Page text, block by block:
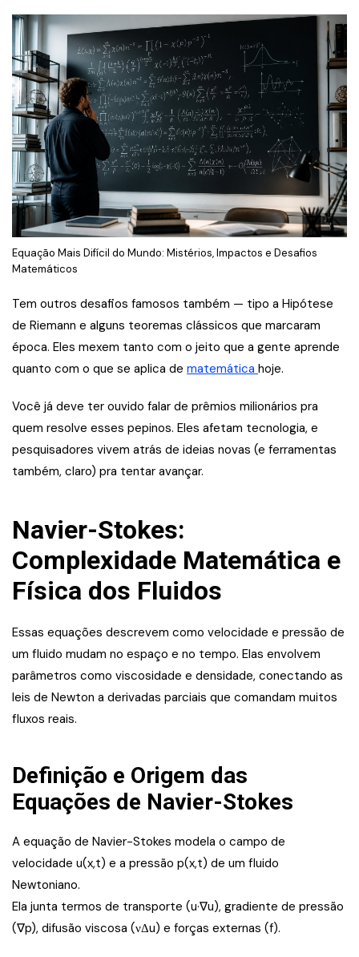
Equação Mais Difícil do Mundo: Mistérios, Impactos e Desafios
Matemáticos
Tem outros desafios famosos também — tipo a Hipótese
de Riemann e alguns teoremas clássicos que marcaram
época. Eles mexem tanto com o jeito que a gente aprende
quanto com o que se aplica de matemática hoje.
Você já deve ter ouvido falar de prêmios milionários pra
quem resolve esses pepinos. Eles afetam tecnologia, e
pesquisadores vivem atrás de ideias novas (e ferramentas
também, claro) pra tentar avançar.
Navier-Stokes:
Complexidade Matemática e
Física dos Fluidos
Essas equações descrevem como velocidade e pressão de
um fluido mudam no espaço e no tempo. Elas envolvem
parâmetros como viscosidade e densidade, conectando as
leis de Newton a derivadas parciais que comandam muitos
fluxos reais.
Definição e Origem das
Equações de Navier-Stokes
A equação de Navier-Stokes modela o campo de
velocidade u(x,t) e a pressão p(x,t) de um fluido
Newtoniano.
Ela junta termos de transporte (u·∇u), gradiente de pressão
(∇p), difusão viscosa (νΔu) e forças externas (f).